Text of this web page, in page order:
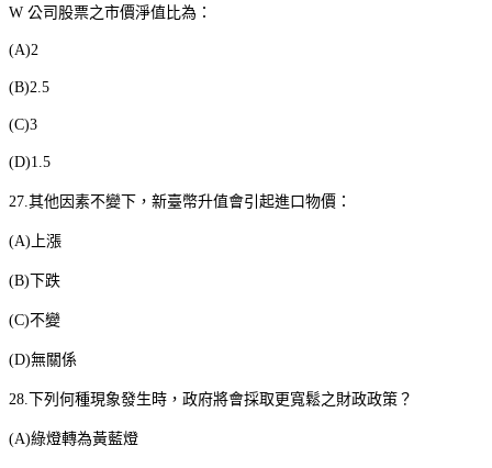
W 公司股票之市價淨值比為：
(A)2
(B)2.5
(C)3
(D)1.5
27. 其他因素不變下，新臺幣升值會引起進口物價：
(A) 上漲
(B) 下跌
(C)不變
(D)無關係
28. 下列何種現象發生時，政府將會採取更寬鬆之財政政策？
(A)綠燈轉為黃藍燈